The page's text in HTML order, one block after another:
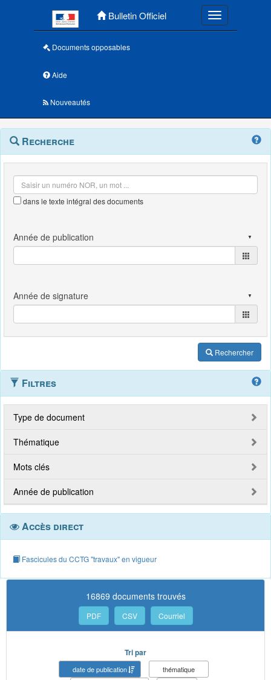
Bulletin Officiel Toggle
Documents opposables
Aide
Nouveautés
Navigation
outils
Menu
contextuel
Recherche
dans le texte intégral des documents
Rechercher
Filtres
Type de document
Thématique
Mots clés
Année de publication
Accès direct
Fascicules du CCTG "travaux" en vigueur
16869 documents trouvés
PDF CSV Courriel
Tri par
date de publication
thématique